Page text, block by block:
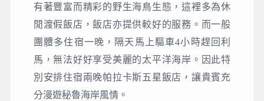
有著豐富而精彩的野生海鳥生態，這裡多為休
閒渡假飯店，飯店亦提供較好的服務。而一般
團體多住宿一晚，隔天馬上驅車4小時趕回利
馬，無法好好享受美麗的太平洋海岸。因此特
別安排住宿兩晚帕拉卡斯五星飯店，讓貴賓充
分漫遊秘魯海岸風情。